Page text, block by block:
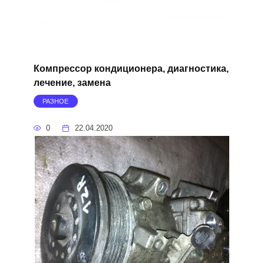
Компрессор кондиционера, диагностика,
лечение, замена
РАЗНОЕ
0 22.04.2020